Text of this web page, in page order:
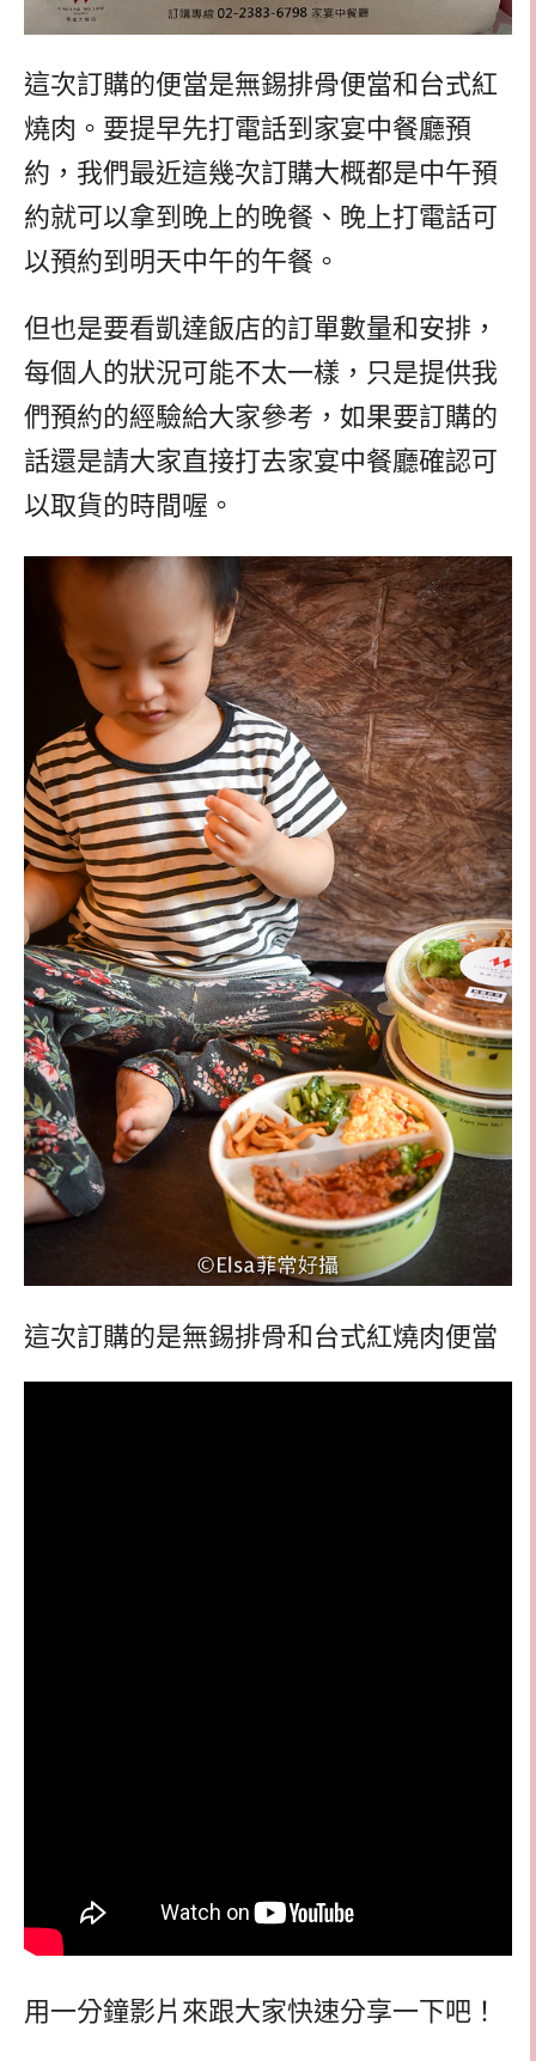
這次訂購的便當是無錫排骨便當和台式紅
燒肉。要提早先打電話到家宴中餐廳預
約，我們最近這幾次訂購大概都是中午預
約就可以拿到晚上的晚餐、晚上打電話可
以預約到明天中午的午餐。
但也是要看凱達飯店的訂單數量和安排，
每個人的狀況可能不太一樣，只是提供我
們預約的經驗給大家參考，如果要訂購的
話還是請大家直接打去家宴中餐廳確認可
以取貨的時間喔。
這次訂購的是無錫排骨和台式紅燒肉便當
用一分鐘影片來跟大家快速分享一下吧！